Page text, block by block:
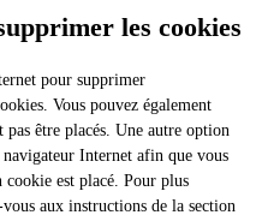
les cookies
pour supprimer
Vous pouvez également
être placés. Une autre option
Internet afin que vous
cookie est placé. Pour plus
aux instructions de la section